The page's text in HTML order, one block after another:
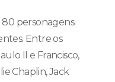
80 personagens
Entre os
II e Francisco,
Chaplin, Jack